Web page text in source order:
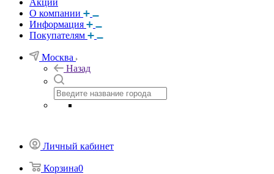
Акции
О компании
Информация
Покупателям
Москва
Назад
Личный кабинет
Корзина0